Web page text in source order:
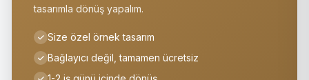
tasarımla dönüş yapalım.
Size özel örnek tasarım
Bağlayıcı değil, tamamen ücretsiz